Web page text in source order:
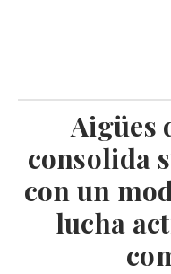
Aigües
consolida
con un
lucha